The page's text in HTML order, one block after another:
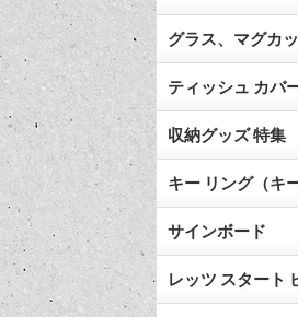
グラス、マグカ
ティッシュ カバ
収納グッズ 特集
キー リング（キ
サインボード
レッツ スタート